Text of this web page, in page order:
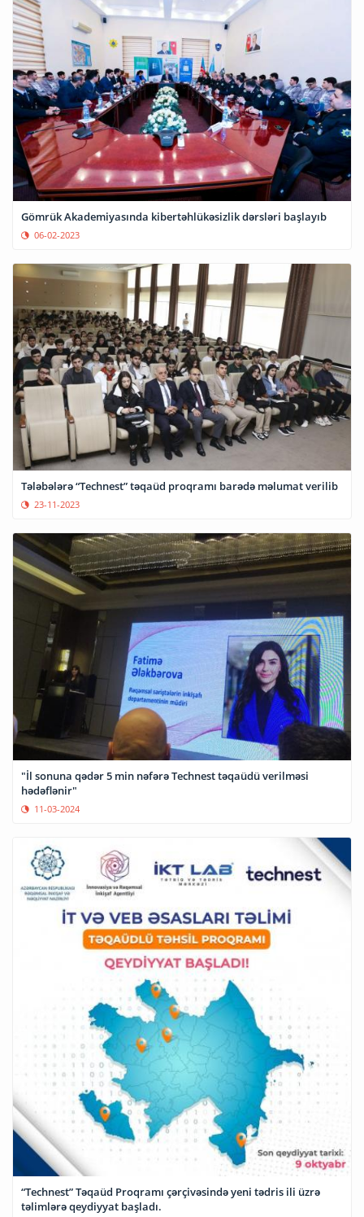
Gömrük Akademiyasında kibertəhlükəsizlik dərsləri başlayıb
06-02-2023
Tələbələrə “Technest” təqaüd proqramı barədə məlumat verilib
23-11-2023
"İl sonuna qədər 5 min nəfərə Technest təqaüdü verilməsi
hədəflənir"
11-03-2024
“Technest” Təqaüd Proqramı çərçivəsində yeni tədris ili üzrə
təlimlərə qeydiyyat başladı.